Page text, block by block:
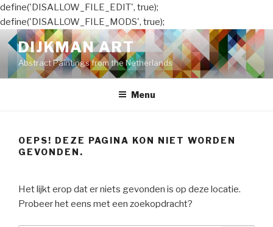
define('DISALLOW_FILE_EDIT', true);
define('DISALLOW_FILE_MODS', true);
Naar
de
inhoud
springen
DIJKMAN ART
Abstract Paintings from the Netherlands
Menu
OEPS! DEZE PAGINA KON NIET WORDEN
GEVONDEN.
Het lijkt erop dat er niets gevonden is op deze locatie.
Probeer het eens met een zoekopdracht?